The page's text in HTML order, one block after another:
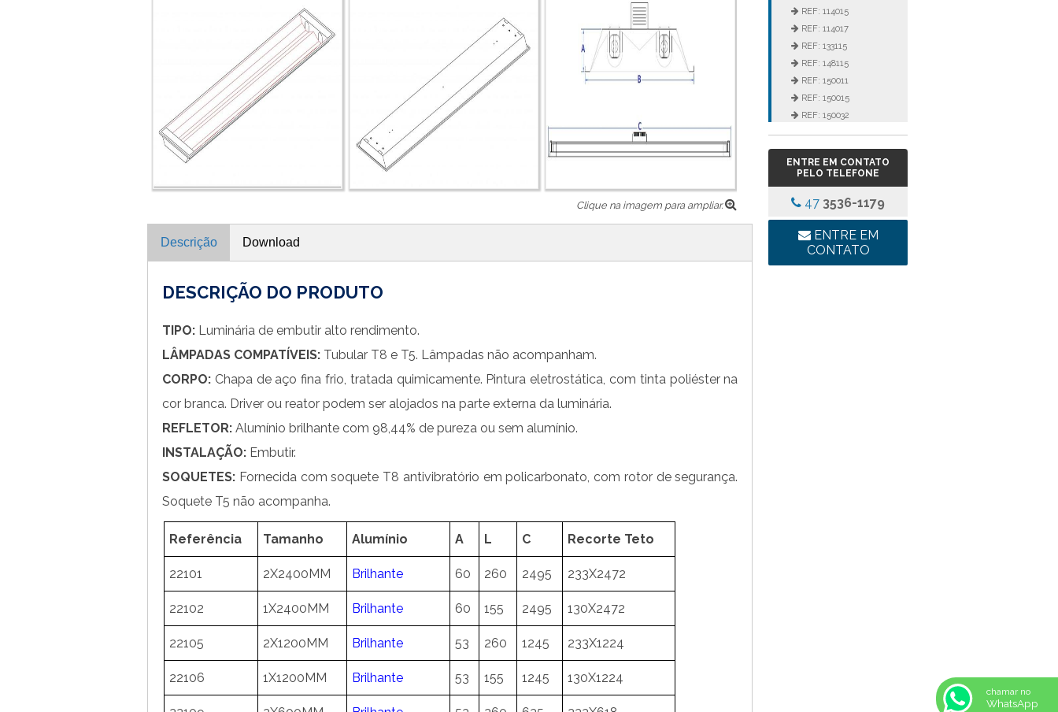
Clique na imagem para ampliar.
Descrição Download
DESCRIÇÃO DO PRODUTO
TIPO: Luminária de embutir alto rendimento.
LÂMPADAS COMPATÍVEIS: Tubular T8 e T5. Lâmpadas não acompanham.
CORPO: Chapa de aço fina frio, tratada quimicamente. Pintura eletrostática, com tinta poliéster na
cor branca. Driver ou reator podem ser alojados na parte externa da luminária.
REFLETOR: Alumínio brilhante com 98,44% de pureza ou sem alumínio.
INSTALAÇÃO: Embutir.
SOQUETES: Fornecida com soquete T8 antivibratório em policarbonato, com rotor de segurança.
Soquete T5 não acompanha.
Referência Tamanho Alumínio A L C Recorte Teto
22101 2X2400MM Brilhante 60 260 2495 233X2472
22102 1X2400MM Brilhante 60 155 2495 130X2472
22105 2X1200MM Brilhante 53 260 1245 233X1224
22106 1X1200MM Brilhante 53 155 1245 130X1224
REF: 114015
REF: 114017
REF: 133115
REF: 148115
REF: 150011
REF: 150015
REF: 150032
REF: 152115
REF: 3105
REF: 3106
REF: 5105
REF: 5145
REF: 77017
REF: 94117
LINHA LUMINÁRIA
COMERCIAL DE EMBUTIR
ENTRE EM CONTATO
PELO TELEFONE
47 3536-1179
ENTRE EM
CONTATO
chamar no
WhatsApp